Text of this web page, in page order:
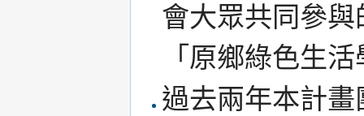
會大眾共同參
「原鄉綠色生
過去兩年本計